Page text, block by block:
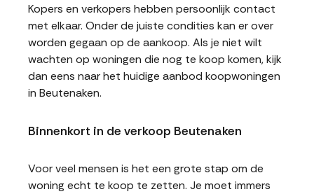
Kopers en verkopers hebben persoonlijk contact
met elkaar. Onder de juiste condities kan er over
worden gegaan op de aankoop. Als je niet wilt
wachten op woningen die nog te koop komen, kijk
dan eens naar het huidige aanbod koopwoningen
in Beutenaken.
Binnenkort in de verkoop Beutenaken
Voor veel mensen is het een grote stap om de
woning echt te koop te zetten. Je moet immers